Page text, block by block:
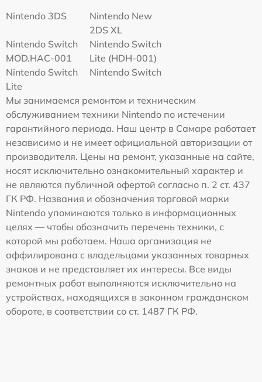
Nintendo 3DS
Nintendo New
2DS XL
Nintendo Switch
MOD.HAC-001
Nintendo Switch
Lite (HDH-001)
Nintendo Switch
Lite
Nintendo Switch
Мы занимаемся ремонтом и техническим
обслуживанием техники Nintendo по истечении
гарантийного периода. Наш центр в Самаре работает
независимо и не имеет официальной авторизации от
производителя. Цены на ремонт, указанные на сайте,
носят исключительно ознакомительный характер и
не являются публичной офертой согласно п. 2 ст. 437
ГК РФ. Названия и обозначения торговой марки
Nintendo упоминаются только в информационных
целях — чтобы обозначить перечень техники, с
которой мы работаем. Наша организация не
аффилирована с владельцами указанных товарных
знаков и не представляет их интересы. Все виды
ремонтных работ выполняются исключительно на
устройствах, находящихся в законном гражданском
обороте, в соответствии со ст. 1487 ГК РФ.